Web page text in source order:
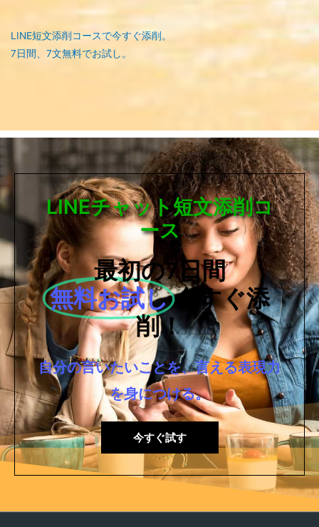
LINE短文添削コースで今すぐ添削。
7日間、7文無料でお試し。
LINEチャット短文添削コ
ース
最初の7日間
無料お試し 今すぐ添
削！
自分の言いたいことを、言える表現力
を身につける。
今すぐ試す